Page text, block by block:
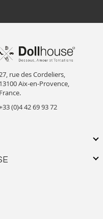
rue des Cordeliers,
13100 Aix-en-Provence,
France.
(0)4 42 69 93 72